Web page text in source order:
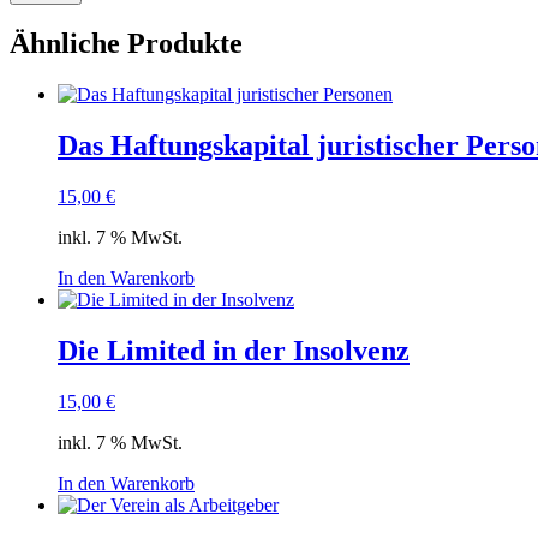
Ähnliche Produkte
Das Haftungskapital juristischer
15,00 €
inkl. 7 % MwSt.
In den Warenkorb
Die Limited in der Insolvenz
15,00 €
inkl. 7 % MwSt.
In den Warenkorb